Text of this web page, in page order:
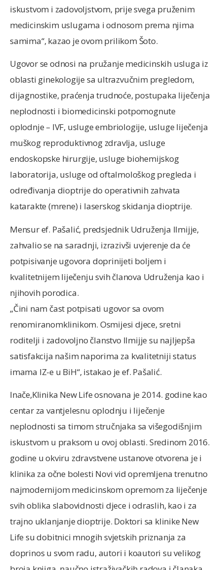
iskustvom i zadovoljstvom, prije svega pruženim
medicinskim uslugama i odnosom prema njima
samima“, kazao je ovom prilikom Šoto.
Ugovor se odnosi na pružanje medicinskih usluga iz
oblasti ginekologije sa ultrazvučnim pregledom,
dijagnostike, praćenja trudnoće, postupaka liječenja
neplodnosti i biomedicinski potpomognute
oplodnje – IVF, usluge embriologije, usluge liječenja
muškog reproduktivnog zdravlja, usluge
endoskopske hirurgije, usluge biohemijskog
laboratorija, usluge od oftalmološkog pregleda i
određivanja dioptrije do operativnih zahvata
katarakte (mrene) i laserskog skidanja dioptrije.
Mensur ef. Pašalić, predsjednik Udruženja Ilmijje,
zahvalio se na saradnji, izrazivši uvjerenje da će
potpisivanje ugovora doprinijeti boljem i
kvalitetnijem liječenju svih članova Udruženja kao i
njihovih porodica.
„Čini nam čast potpisati ugovor sa ovom
renomiranomklinikom. Osmijesi djece, sretni
roditelji i zadovoljno članstvo Ilmijje su najljepša
satisfakcija našim naporima za kvalitetniji status
imama IZ-e u BiH“, istakao je ef. Pašalić.
Inače,Klinika New Life osnovana je 2014. godine kao
centar za vantjelesnu oplodnju i liječenje
neplodnosti sa timom stručnjaka sa višegodišnjim
iskustvom u praksom u ovoj oblasti. Sredinom 2016.
godine u okviru zdravstvene ustanove otvorena je i
klinika za očne bolesti Novi vid opremljena trenutno
najmodernijom medicinskom opremom za liječenje
svih oblika slabovidnosti djece i odraslih, kao i za
trajno uklanjanje dioptrije. Doktori sa klinike New
Life su dobitnici mnogih svjetskih priznanja za
doprinos u svom radu, autori i koautori su velikog